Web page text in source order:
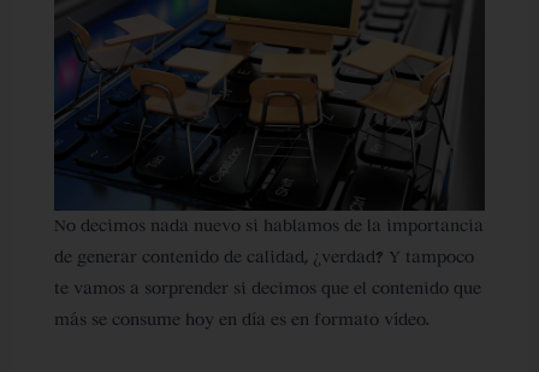
No decimos nada nuevo si hablamos de la importancia
de generar contenido de calidad, ¿verdad? Y tampoco
te vamos a sorprender si decimos que el contenido que
más se consume hoy en día es en formato vídeo.